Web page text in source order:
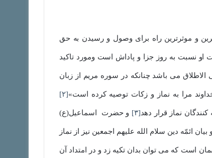
و موثرترین راه برای وصول و رسیدن به حق
او نسبت به روز جزا و پاداش است ومورد تاکید
الاطلاق می باشد چنانکه در سوره مریم از زبان
مرا به نماز و زکات توصیه کرده است»[۲]
نماز قرار دهد[۳] و حضرت اسماعیل(ع)
بیان ائمّه دین سلام الله علیهم اجمعین نیز از نماز
است که می توان بدان تکیه زد و در امتداد آن